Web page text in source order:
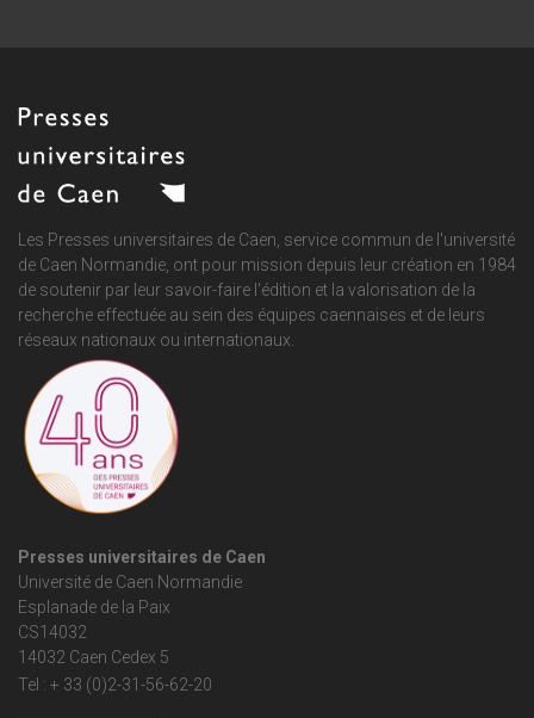
Les Presses universitaires de Caen, service commun de l'université
de Caen Normandie, ont pour mission depuis leur création en 1984
de soutenir par leur savoir-faire l'édition et la valorisation de la
recherche effectuée au sein des équipes caennaises et de leurs
réseaux nationaux ou internationaux.
Presses universitaires de Caen
Université de Caen Normandie
Esplanade de la Paix
CS14032
14032 Caen Cedex 5
Tel : + 33 (0)2-31-56-62-20